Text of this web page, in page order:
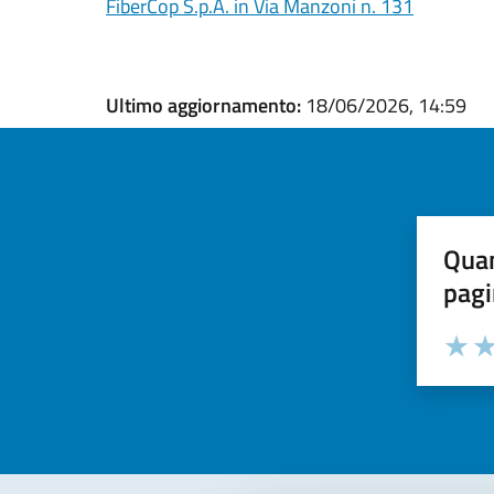
FiberCop S.p.A. in Via Manzoni n. 131
Ultimo aggiornamento: 18/06/2026, 14:59
Valuta